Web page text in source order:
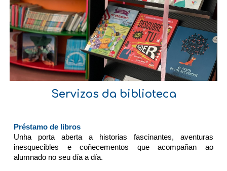
Servizos da biblioteca
Préstamo de libros
Unha porta aberta a historias fascinantes, aventuras
inesquecibles e coñecementos que acompañan ao
alumnado no seu día a día.